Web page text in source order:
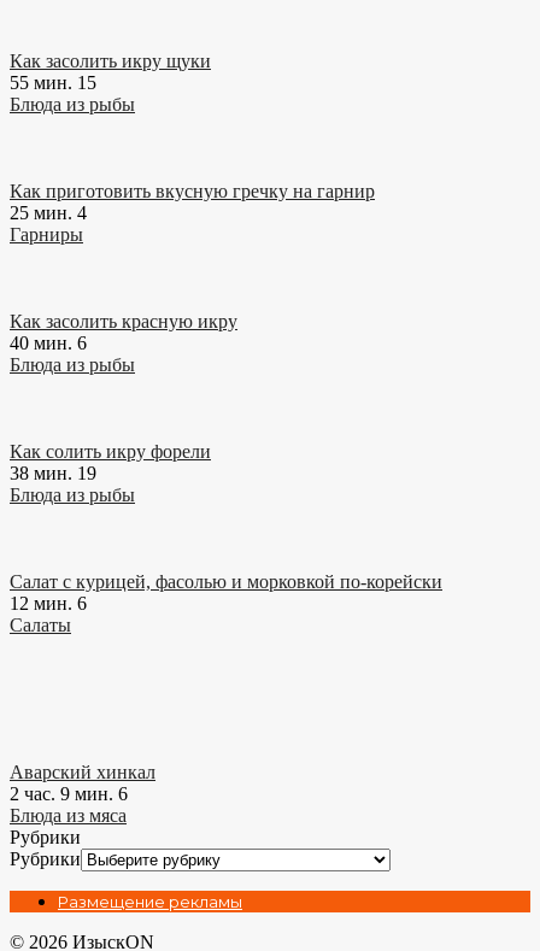
Как засолить икру щуки
55 мин. 15
Блюда из рыбы
Как приготовить вкусную гречку на гарнир
25 мин. 4
Гарниры
Как засолить красную икру
40 мин. 6
Блюда из рыбы
Как солить икру форели
38 мин. 19
Блюда из рыбы
Салат с курицей, фасолью и морковкой по-корейски
12 мин. 6
Салаты
Аварский хинкал
2 час. 9 мин. 6
Блюда из мяса
Рубрики
Рубрики
Размещение рекламы
© 2026 ИзыскON